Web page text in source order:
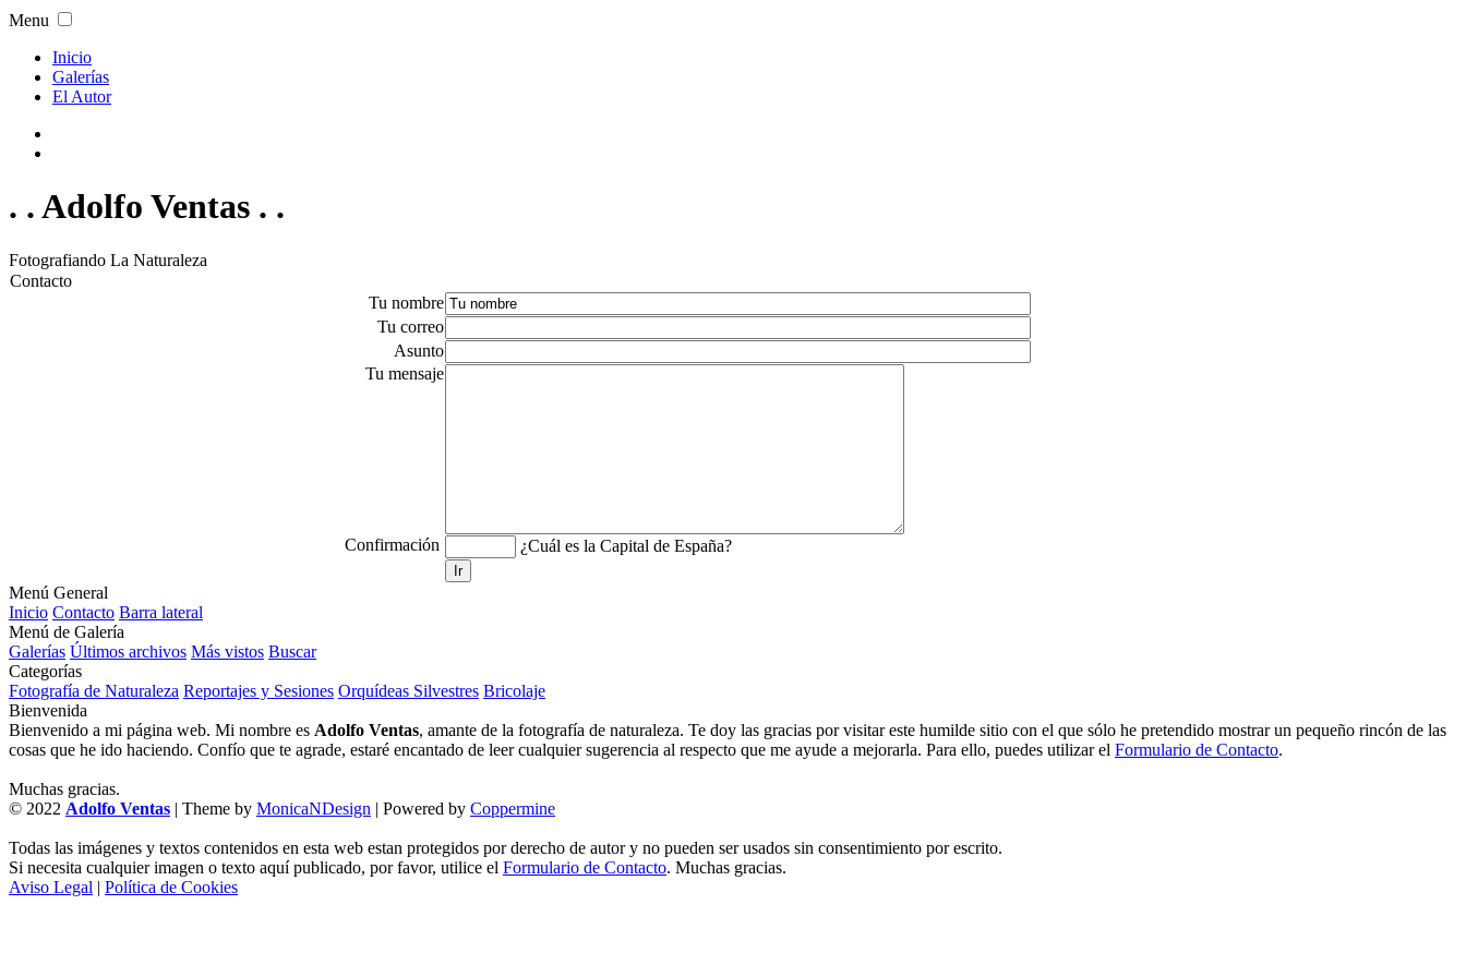
Menu
Inicio
Galerías
El Autor
. . Adolfo Ventas . .
Fotografiando La Naturaleza
Contacto
Tu nombre
Tu correo
Asunto
Tu mensaje
Confirmación ¿Cuál es la Capital de España?
Ir
Menú General
Inicio Contacto Barra lateral
Menú de Galería
Galerías Últimos archivos Más vistos Buscar
Categorías
Fotografía de Naturaleza Reportajes y Sesiones Orquídeas Silvestres Bricolaje
Bienvenida
Bienvenido a mi página web. Mi nombre es Adolfo Ventas, amante de la fotografía de naturaleza. Te doy las gracias por visitar este humilde sitio con el que sólo he pretendido mostrar un pequeño rincón de las
cosas que he ido haciendo. Confío que te agrade, estaré encantado de leer cualquier sugerencia al respecto que me ayude a mejorarla. Para ello, puedes utilizar el Formulario de Contacto.
Muchas gracias.
© 2022 Adolfo Ventas | Theme by MonicaNDesign | Powered by Coppermine
Todas las imágenes y textos contenidos en esta web estan protegidos por derecho de autor y no pueden ser usados sin consentimiento por escrito.
Si necesita cualquier imagen o texto aquí publicado, por favor, utilice el Formulario de Contacto. Muchas gracias.
Aviso Legal | Política de Cookies